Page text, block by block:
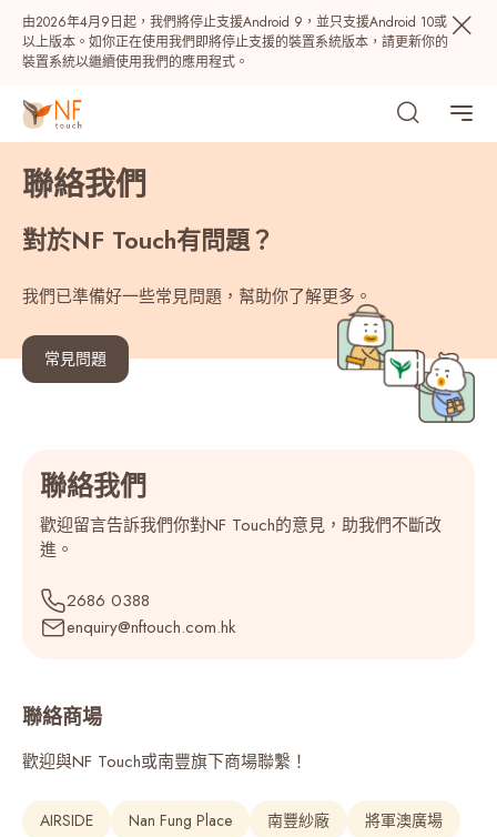
由2026年4月9日起，我們將停止支援Android 9，並只支援Android 10或
以上版本。如你正在使用我們即將停止支援的裝置系統版本，請更新你的
裝置系統以繼續使用我們的應用程式。
熱門
最近搜尋紀錄
聯絡我們
對於NF Touch有問題？
我們已準備好一些常見問題，幫助你了解更多。
常見問題
聯絡我們
歡迎留言告訴我們你對NF Touch的意見，助我們不斷改
進。
2686 0388
enquiry@nftouch.com.hk
聯絡商場
歡迎與NF Touch或南豐旗下商場聯繫！
AIRSIDE Nan Fung Place 南豐紗廠 將軍澳廣場
Niue (683)
Norfolk Island (672)
North Korea (조선 민주주의 인민 공화국) (850)
Northern Mariana Islands (1670)
Norway (Norge) (47)
Oman (‫عُمان‬‎) (968)
Palau (680)
Panama (Panamá) (507)
Peru (Perú) (51)